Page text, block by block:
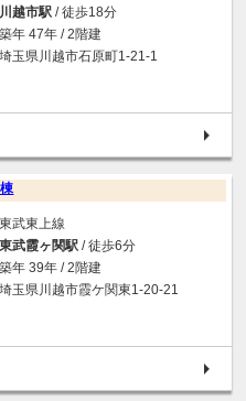
川越市駅 / 徒歩18分
築年 47年 / 2階建
埼玉県川越市石原町1-21-1
東武東上線
東武霞ヶ関駅 / 徒歩6分
築年 39年 / 2階建
埼玉県川越市霞ケ関東1-20-21